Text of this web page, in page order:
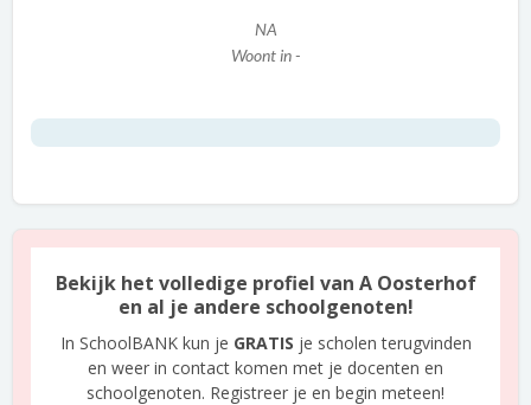
NA
Woont in -
Bekijk het volledige profiel van A Oosterhof
en al je andere schoolgenoten!
In SchoolBANK kun je GRATIS je scholen terugvinden
en weer in contact komen met je docenten en
schoolgenoten. Registreer je en begin meteen!